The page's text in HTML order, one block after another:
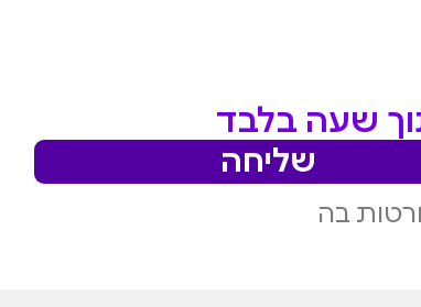
שעה בלבד
בה
שליחה